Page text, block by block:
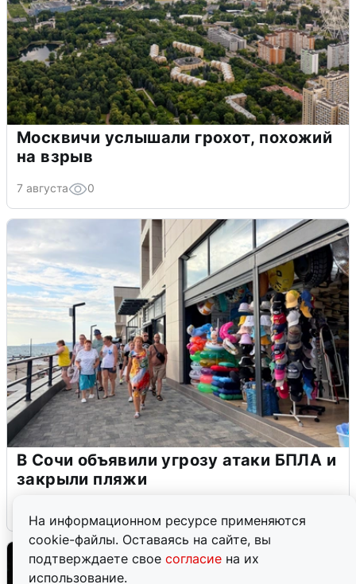
На информационном ресурсе применяются
cookie-файлы. Оставаясь на сайте, вы
подтверждаете свое согласие на их
использование.
Москвичи услышали грохот, похожий
на взрыв
7 августа 0
В Сочи объявили угрозу атаки БПЛА и
закрыли пляжи